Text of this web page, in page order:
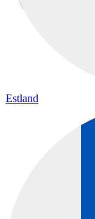
Estland